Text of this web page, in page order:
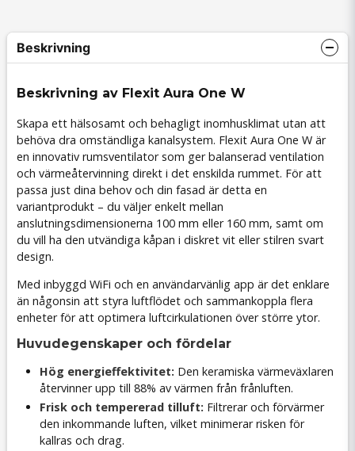
Beskrivning
Beskrivning av Flexit Aura One W
Skapa ett hälsosamt och behagligt inomhusklimat utan att
behöva dra omständliga kanalsystem. Flexit Aura One W är
en innovativ rumsventilator som ger balanserad ventilation
och värmeåtervinning direkt i det enskilda rummet. För att
passa just dina behov och din fasad är detta en
variantprodukt – du väljer enkelt mellan
anslutningsdimensionerna 100 mm eller 160 mm, samt om
du vill ha den utvändiga kåpan i diskret vit eller stilren svart
design.
Med inbyggd WiFi och en användarvänlig app är det enklare
än någonsin att styra luftflödet och sammankoppla flera
enheter för att optimera luftcirkulationen över större ytor.
Huvudegenskaper och fördelar
Hög energieffektivitet: Den keramiska värmeväxlaren
återvinner upp till 88% av värmen från frånluften.
Frisk och tempererad tilluft: Filtrerar och förvärmer
den inkommande luften, vilket minimerar risken för
kallras och drag.